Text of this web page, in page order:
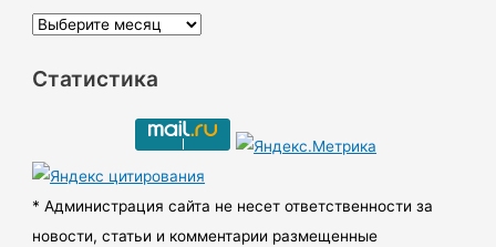
А
х
ы
Статистика
* Администрация сайта не несет ответственности за
новости, статьи и комментарии размещенные